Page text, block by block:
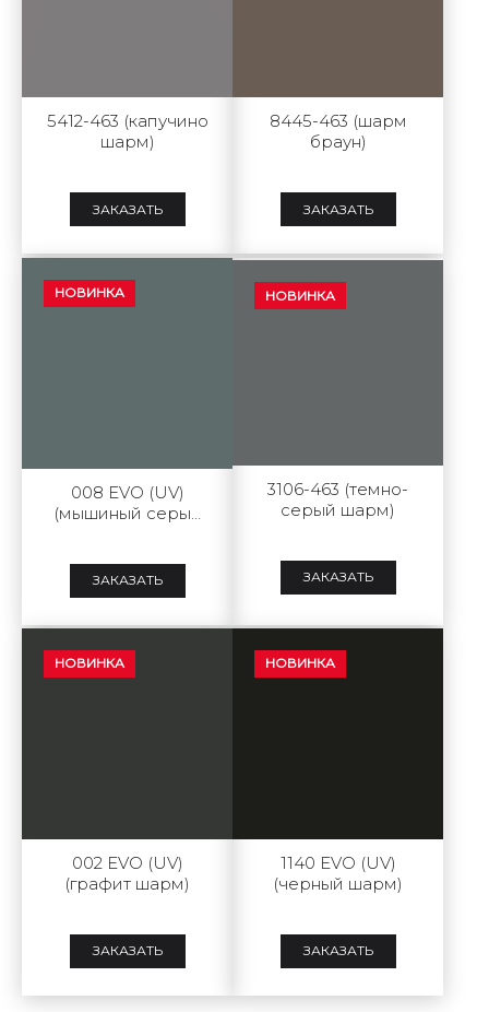
5412-463 (капучино
шарм)
ЗАКАЗАТЬ
8445-463 (шарм
браун)
ЗАКАЗАТЬ
НОВИНКА
008 EVO (UV)
(мышиный серый
ЗАКАЗАТЬ
НОВИНКА
3106-463 (темно-
серый шарм)
ЗАКАЗАТЬ
НОВИНКА
002 EVO (UV)
(графит шарм)
ЗАКАЗАТЬ
НОВИНКА
1140 EVO (UV)
(черный шарм)
ЗАКАЗАТЬ